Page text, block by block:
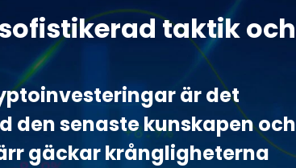
taktik och
är det
senaste kunskapen och
gäckar krångligheterna